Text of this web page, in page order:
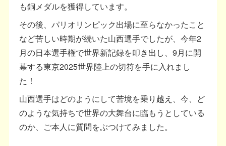
も銅メダルを獲得しています。
その後、パリオリンピック出場に至らなかったこと
など苦しい時期が続いた山西選手でしたが、今年2
月の日本選手権で世界新記録を叩き出し、9月に開
幕する東京2025世界陸上の切符を手に入れまし
た！
山西選手はどのようにして苦境を乗り越え、今、ど
のような気持ちで世界の大舞台に臨もうとしている
のか、ご本人に質問をぶつけてみました。